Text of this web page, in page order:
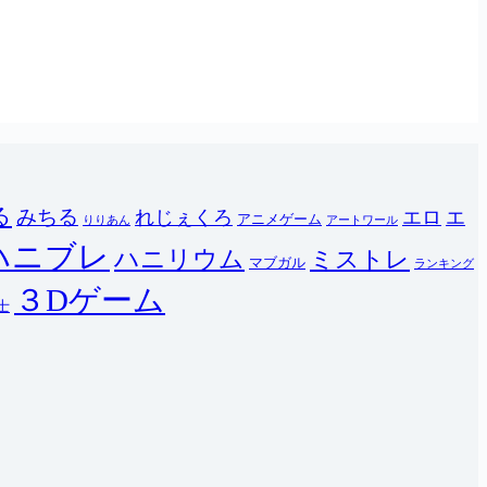
みちる りりあん れじぇくろ アニメゲーム アートワール エロ エ
ニブレ ハニリウム マブガル ミストレ ランキング
３Dゲーム